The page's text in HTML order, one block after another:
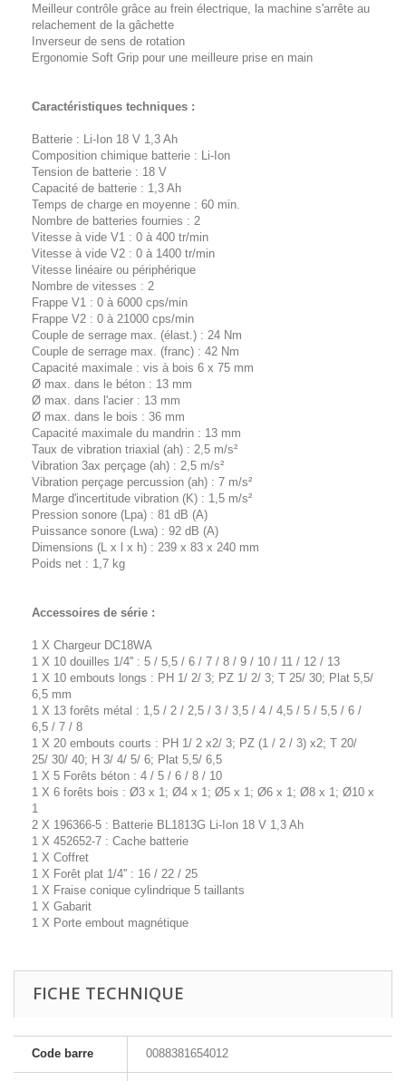
Meilleur contrôle grâce au frein électrique, la machine s'arrête au
relachement de la gâchette
Inverseur de sens de rotation
Ergonomie Soft Grip pour une meilleure prise en main
Caractéristiques techniques :
Batterie : Li-Ion 18 V 1,3 Ah
Composition chimique batterie : Li-Ion
Tension de batterie : 18 V
Capacité de batterie : 1,3 Ah
Temps de charge en moyenne : 60 min.
Nombre de batteries fournies : 2
Vitesse à vide V1 : 0 à 400 tr/min
Vitesse à vide V2 : 0 à 1400 tr/min
Vitesse linéaire ou périphérique
Nombre de vitesses : 2
Frappe V1 : 0 à 6000 cps/min
Frappe V2 : 0 à 21000 cps/min
Couple de serrage max. (élast.) : 24 Nm
Couple de serrage max. (franc) : 42 Nm
Capacité maximale : vis à bois 6 x 75 mm
Ø max. dans le béton : 13 mm
Ø max. dans l'acier : 13 mm
Ø max. dans le bois : 36 mm
Capacité maximale du mandrin : 13 mm
Taux de vibration triaxial (ah) : 2,5 m/s²
Vibration 3ax perçage (ah) : 2,5 m/s²
Vibration perçage percussion (ah) : 7 m/s²
Marge d'incertitude vibration (K) : 1,5 m/s²
Pression sonore (Lpa) : 81 dB (A)
Puissance sonore (Lwa) : 92 dB (A)
Dimensions (L x l x h) : 239 x 83 x 240 mm
Poids net : 1,7 kg
Accessoires de série :
1 X Chargeur DC18WA
1 X 10 douilles 1/4'' : 5 / 5,5 / 6 / 7 / 8 / 9 / 10 / 11 / 12 / 13
1 X 10 embouts longs : PH 1/ 2/ 3; PZ 1/ 2/ 3; T 25/ 30; Plat 5,5/
6,5 mm
1 X 13 forêts métal : 1,5 / 2 / 2,5 / 3 / 3,5 / 4 / 4,5 / 5 / 5,5 / 6 /
6,5 / 7 / 8
1 X 20 embouts courts : PH 1/ 2 x2/ 3; PZ (1 / 2 / 3) x2; T 20/
25/ 30/ 40; H 3/ 4/ 5/ 6; Plat 5,5/ 6,5
1 X 5 Forêts béton : 4 / 5 / 6 / 8 / 10
1 X 6 forêts bois : Ø3 x 1; Ø4 x 1; Ø5 x 1; Ø6 x 1; Ø8 x 1; Ø10 x
1
2 X 196366-5 : Batterie BL1813G Li-Ion 18 V 1,3 Ah
1 X 452652-7 : Cache batterie
1 X Coffret
1 X Forêt plat 1/4'' : 16 / 22 / 25
1 X Fraise conique cylindrique 5 taillants
1 X Gabarit
1 X Porte embout magnétique
FICHE TECHNIQUE
Code barre 0088381654012